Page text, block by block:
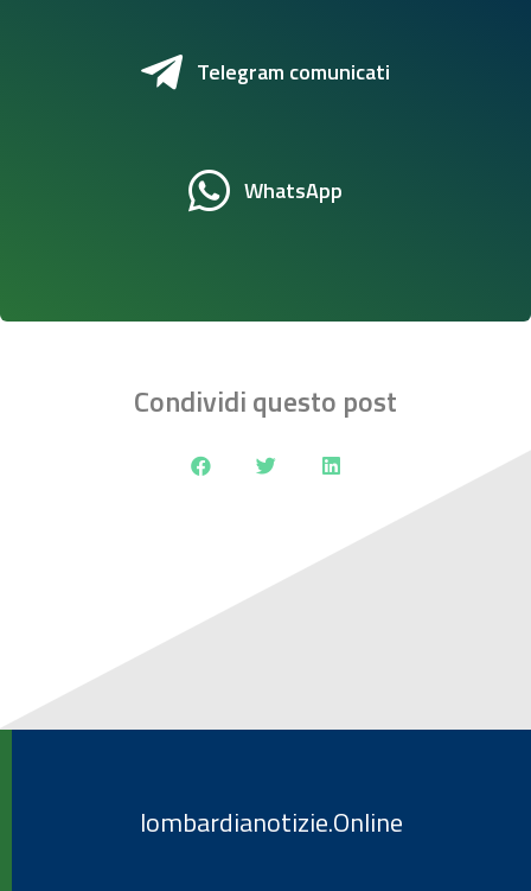
Telegram comunicati
WhatsApp
Condividi questo post
lombardianotizie.Online